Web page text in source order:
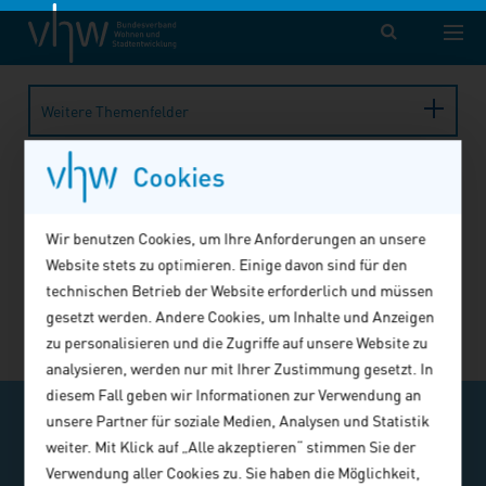
Cookies
Wir benutzen Cookies, um Ihre Anforderungen an unsere
Website stets zu optimieren. Einige davon sind für den
technischen Betrieb der Website erforderlich und müssen
gesetzt werden. Andere Cookies, um Inhalte und Anzeigen
zu personalisieren und die Zugriffe auf unsere Website zu
analysieren, werden nur mit Ihrer Zustimmung gesetzt. In
diesem Fall geben wir Informationen zur Verwendung an
unsere Partner für soziale Medien, Analysen und Statistik
weiter. Mit Klick auf „Alle akzeptieren“ stimmen Sie der
Verwendung aller Cookies zu. Sie haben die Möglichkeit,
vhw – Bundesverband für Wohnen und Stadtentwicklung e. V.
Fortbildung
Veranstaltung
Weitere Themenfelder
Die Veranstaltung wurde leider nicht
Möglicherweise fand die gesuchte Veranstaltung bereits
statt, wurde storniert oder befindet sich in Planung.
Alle buchbaren Angebote finden Siehier.
v-TICKER abonnieren
Ausgewählte Veranstaltungstipps, ein- oder
zweimal im Monat im E-Mail-Kompaktformat.